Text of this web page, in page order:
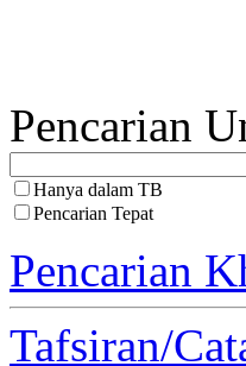
Pencarian
Hanya dalam TB
Pencarian Tepat
Pencarian
Tafsiran/